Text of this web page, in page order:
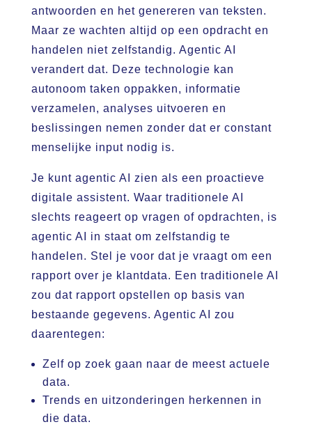
antwoorden en het genereren van teksten.
Maar ze wachten altijd op een opdracht en
handelen niet zelfstandig. Agentic AI
verandert dat. Deze technologie kan
autonoom taken oppakken, informatie
verzamelen, analyses uitvoeren en
beslissingen nemen zonder dat er constant
menselijke input nodig is.
Je kunt agentic AI zien als een proactieve
digitale assistent. Waar traditionele AI
slechts reageert op vragen of opdrachten, is
agentic AI in staat om zelfstandig te
handelen. Stel je voor dat je vraagt om een
rapport over je klantdata. Een traditionele AI
zou dat rapport opstellen op basis van
bestaande gegevens. Agentic AI zou
daarentegen:
Zelf op zoek gaan naar de meest actuele
data.
Trends en uitzonderingen herkennen in
die data.